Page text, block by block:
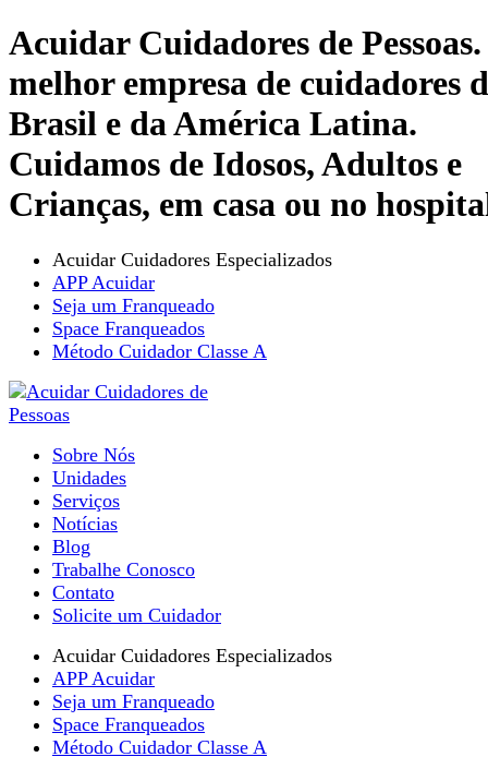
Acuidar Cuidadores de Pessoas.
melhor empresa de cuidadores
Brasil e da América Latina.
Cuidamos de Idosos, Adultos e
Crianças, em casa ou no
Acuidar Cuidadores Especializados
APP Acuidar
Seja um Franqueado
Space Franqueados
Método Cuidador Classe A
Sobre Nós
Unidades
Serviços
Notícias
Blog
Trabalhe Conosco
Contato
Solicite um Cuidador
Acuidar Cuidadores Especializados
APP Acuidar
Seja um Franqueado
Space Franqueados
Método Cuidador Classe A